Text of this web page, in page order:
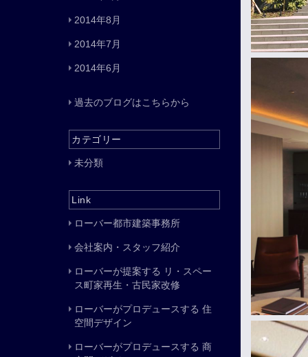
2014年8月
2014年7月
2014年6月
過去のブログはこちらから
カテゴリー
未分類
Link
ローバー都市建築事務所
会社案内・スタッフ紹介
ローバーが提案する リ・スペー
ス町家再生・古民家改修
ローバーがプロデュースする 住
空間デザイン
ローバーがプロデュースする 商